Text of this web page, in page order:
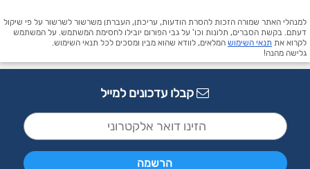
למנהלי האתר שמורה הזכות להסרת הודעות, עריכתן, העברתן משרשור לשרשור על פי שיקול
דעתם. בקשת הסברים, תלונות וכו' על גבי הפורום יובילו לחסימת המשתמש. על המשתמש
לקרוא את תנאי השימוש המלאים, לוודא שהוא מבין ומסכים לכל תנאי השימוש.
גלישה מהנה!
קבלו עדכונים למייל